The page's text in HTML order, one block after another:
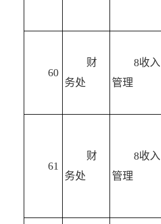
60
财
务处
8收入
管理
61
财
务处
8收入
管理